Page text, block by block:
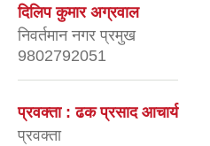
दिलिप कुमार अग्रवाल
निवर्तमान नगर प्रमुख
9802792051
प्रवक्ता : ढक प्रसाद आचार्य
प्रवक्ता